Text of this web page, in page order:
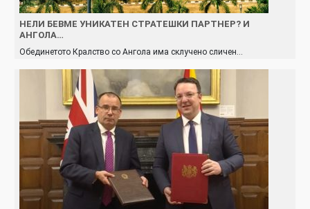
НЕЛИ БЕВМЕ УНИКАТЕН СТРАТЕШКИ ПАРТНЕР? И
АНГОЛА…
Обединетото Кралство со Ангола има склучено сличен…